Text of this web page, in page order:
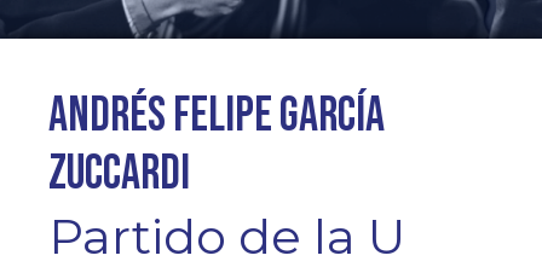
Andrés Felipe García
Zuccardi
Partido de la U